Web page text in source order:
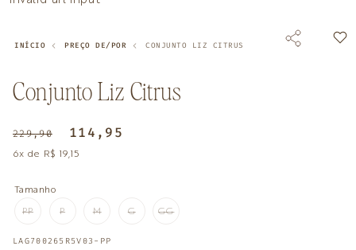
INÍCIO PREÇO DE/POR CONJUNTO LIZ CITRUS
Conjunto Liz Citrus
Preço
normal
229,90
Preço
promocional
114,95
6x de R$ 19,15
Tamanho
PPVARIANTE
INDISPONÍVEL
PVARIANTE
INDISPONÍVEL
MVARIANTE
INDISPONÍVEL
GVARIANTE
GGVARIANTE
SKU:
LAG700265R5V03-PP